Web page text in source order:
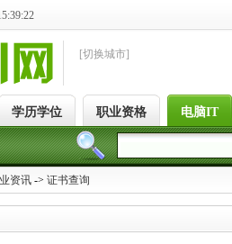
[切换城市]
学历学位 职业资格 电脑IT
资讯 -> 证书查询